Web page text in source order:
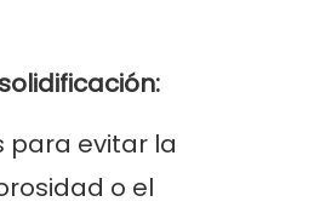
para evitar la
o el